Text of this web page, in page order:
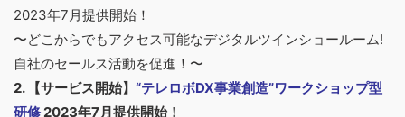
2023年7月提供開始！
〜どこからでもアクセス可能なデジタルツインショールーム!
自社のセールス活動を促進！〜
2. 【サービス開始】 “テレロボDX事業創造”ワークショップ型
研修2023年7月提供開始！